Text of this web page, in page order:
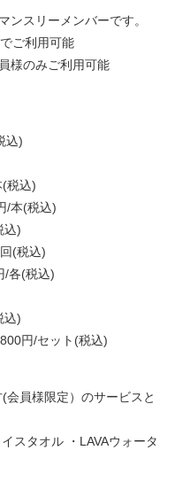
ンスリーメンバーです。
ご利用可能
様のみご利用可能
込)
(税込)
/本(税込)
込)
(税込)
/各(税込)
込)
円/セット(税込)
員様限定）のサービスと
スタオル ・LAVAウォータ